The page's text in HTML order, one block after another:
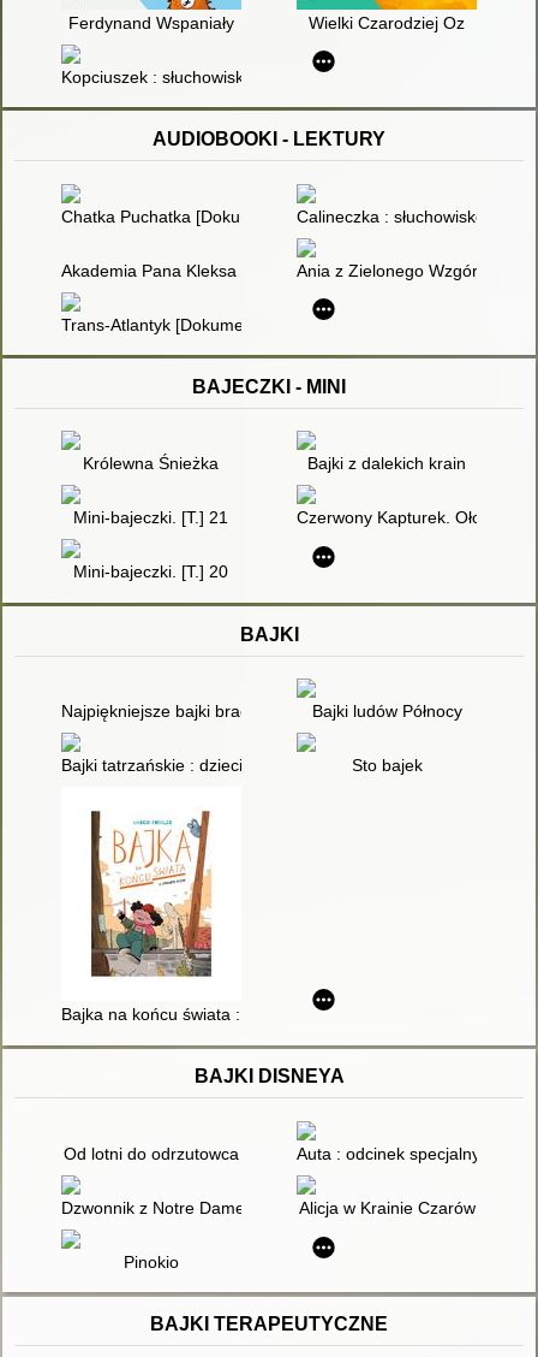
Ferdynand Wspaniały Wielki Czarodziej Oz
Kopciuszek : słuchowisko dla dzieci [Dokument dźwiękowy]
AUDIOBOOKI - LEKTURY
Chatka Puchatka [Dokument dźwiękowy]Calineczka : słuchowisko dla
Akademia Pana Kleksa [Dokument dźwiękowy]
Ania z Zielonego Wzgórza
Trans-Atlantyk [Dokument dźwiękowy]
BAJECZKI - MINI
Królewna Śnieżka Bajki z dalekich krain
Mini-bajeczki. [T.] 21 Czerwony Kapturek. Ołowiany
Mini-bajeczki. [T.] 20
BAJKI
Najpiękniejsze bajki braci Grimm Bajki ludów Północy
Bajki tatrzańskie : dzieci dzieciom Sto bajek
Bajka na końcu świata : otwarte drzwi
BAJKI DISNEYA
Od lotni do odrzutowca Auta : odcinek specjalny :
Dzwonnik z Notre Dame Alicja w Krainie Czarów
Pinokio
BAJKI TERAPEUTYCZNE